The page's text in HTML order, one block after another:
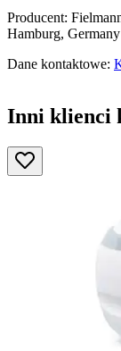
Producent:
Hamburg, Germany
Dane kontaktowe:
Inni klienci